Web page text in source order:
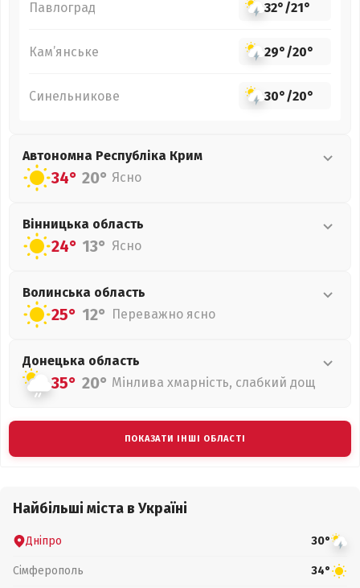
Павлоград 32°/21°
Кам’янське 29°/20°
Синельникове 30°/20°
Автономна Республіка Крим
34° 20° Ясно
Вінницька область
24° 13° Ясно
Волинська область
25° 12° Переважно ясно
Донецька область
35° 20° Мінлива хмарність, слабкий дощ
ПОКАЗАТИ ІНШІ ОБЛАСТІ
Найбільші міста в Україні
Дніпро 30°
Сімферополь 34°